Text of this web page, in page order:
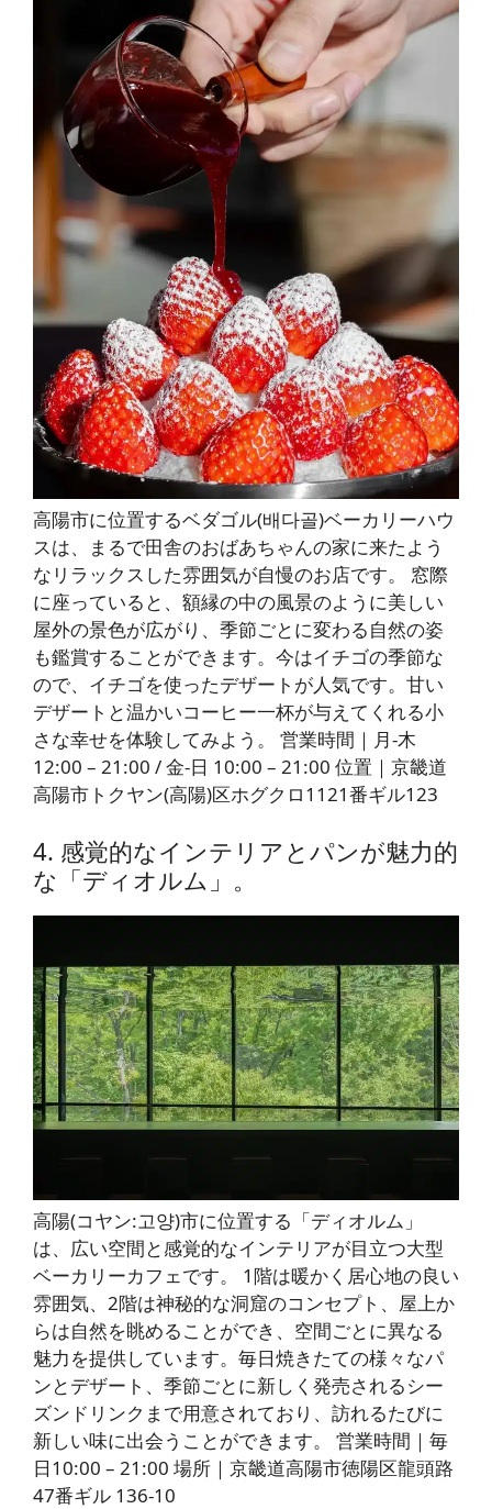
高陽市に位置するベダゴル(배다골)ベーカリーハウ
スは、まるで田舎のおばあちゃんの家に来たよう
なリラックスした雰囲気が自慢のお店です。 窓際
に座っていると、額縁の中の風景のように美しい
屋外の景色が広がり、季節ごとに変わる自然の姿
も鑑賞することができます。今はイチゴの季節な
ので、イチゴを使ったデザートが人気です。甘い
デザートと温かいコーヒー一杯が与えてくれる小
さな幸せを体験してみよう。 営業時間｜月-木
12:00 – 21:00 / 金-日 10:00 – 21:00 位置｜京畿道
高陽市トクヤン(高陽)区ホグクロ1121番ギル123
4. 感覚的なインテリアとパンが魅力的
な「ディオルム」。
高陽(コヤン:고양)市に位置する「ディオルム」
は、広い空間と感覚的なインテリアが目立つ大型
ベーカリーカフェです。 1階は暖かく居心地の良い
雰囲気、2階は神秘的な洞窟のコンセプト、屋上か
らは自然を眺めることができ、空間ごとに異なる
魅力を提供しています。毎日焼きたての様々なパ
ンとデザート、季節ごとに新しく発売されるシー
ズンドリンクまで用意されており、訪れるたびに
新しい味に出会うことができます。 営業時間｜毎
日10:00 – 21:00 場所｜京畿道高陽市徳陽区龍頭路
47番ギル 136-10